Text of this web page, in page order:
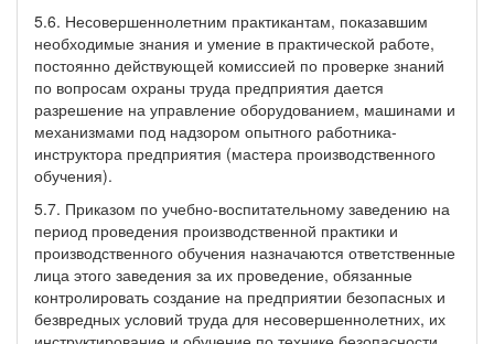
5.6. Несовершеннолетним практикантам, показавшим
необходимые знания и умение в практической работе,
постоянно действующей комиссией по проверке знаний
по вопросам охраны труда предприятия дается
разрешение на управление оборудованием, машинами и
механизмами под надзором опытного работника-
инструктора предприятия (мастера производственного
обучения).
5.7. Приказом по учебно-воспитательному заведению на
период проведения производственной практики и
производственного обучения назначаются ответственные
лица этого заведения за их проведение, обязанные
контролировать создание на предприятии безопасных и
безвредных условий труда для несовершеннолетних, их